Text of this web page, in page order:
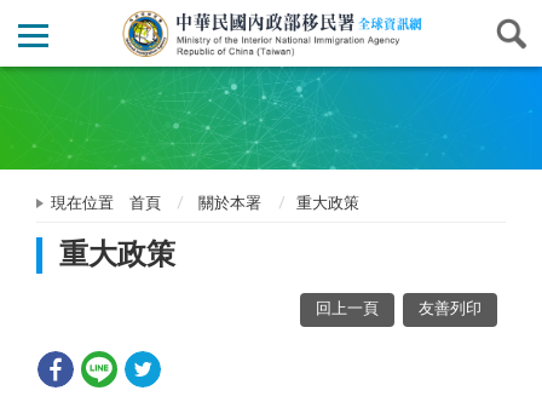
現在位置 首頁 關於本署 重大政策
重大政策
回上一頁 友善列印